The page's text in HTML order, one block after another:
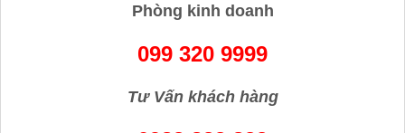
Phòng kinh doanh
099 320 9999
Tư Vấn khách hàng